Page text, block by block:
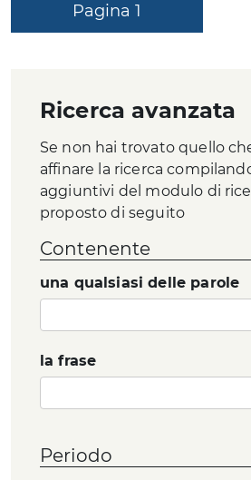
Pagina 1
Ricerca avanzata
Se non hai trovato quello
affinare la ricerca
aggiuntivi del modulo di
proposto di seguito
Contenente
una qualsiasi delle parole
la frase
Periodo